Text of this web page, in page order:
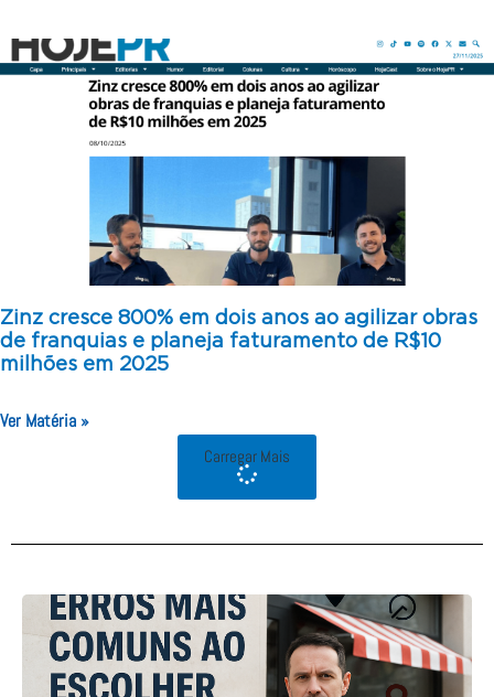
Zinz cresce 800% em dois anos ao agilizar obras
de franquias e planeja faturamento de R$10
milhões em 2025
Ver Matéria »
Carregar Mais